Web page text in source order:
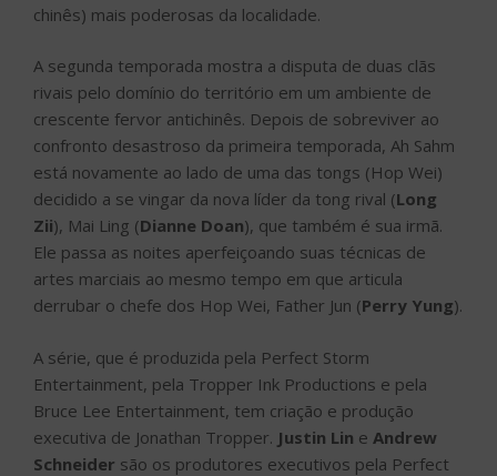
chinês) mais poderosas da localidade.
A segunda temporada mostra a disputa de duas clãs
rivais pelo domínio do território em um ambiente de
crescente fervor antichinês. Depois de sobreviver ao
confronto desastroso da primeira temporada, Ah Sahm
está novamente ao lado de uma das tongs (Hop Wei)
decidido a se vingar da nova líder da tong rival (Long
Zii), Mai Ling (Dianne Doan), que também é sua irmã.
Ele passa as noites aperfeiçoando suas técnicas de
artes marciais ao mesmo tempo em que articula
derrubar o chefe dos Hop Wei, Father Jun (Perry Yung).
A série, que é produzida pela Perfect Storm
Entertainment, pela Tropper Ink Productions e pela
Bruce Lee Entertainment, tem criação e produção
executiva de Jonathan Tropper. Justin Lin e Andrew
Schneider são os produtores executivos pela Perfect